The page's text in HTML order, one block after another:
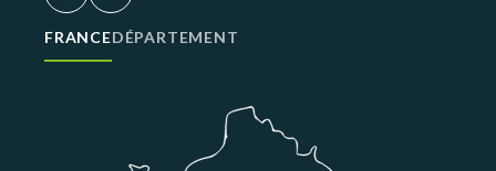
FRANCEDÉPARTEMENT